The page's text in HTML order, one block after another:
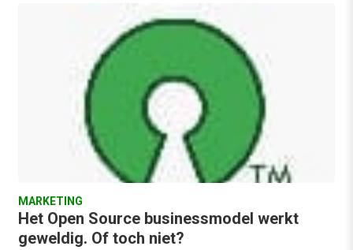
MARKETING
Het Open Source businessmodel werkt
geweldig. Of toch niet?